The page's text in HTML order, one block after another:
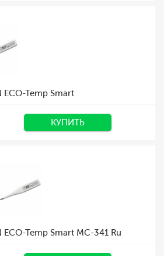
Temp Smart
КУПИТЬ
Temp Smart MC-341 Ru